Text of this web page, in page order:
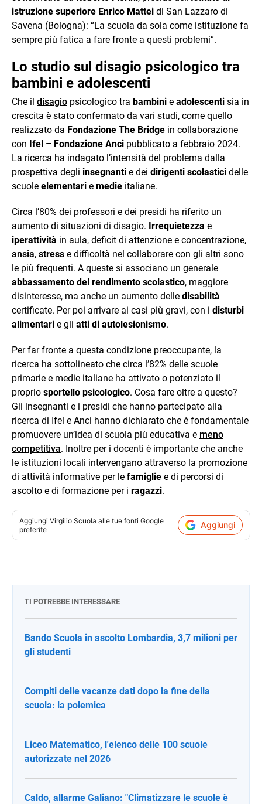
istruzione superiore Enrico Mattei di San Lazzaro di
Savena (Bologna): “La scuola da sola come istituzione fa
sempre più fatica a fare fronte a questi problemi”.
Lo studio sul disagio psicologico tra
bambini e adolescenti
Che il disagio psicologico tra bambini e adolescenti sia in
crescita è stato confermato da vari studi, come quello
realizzato da Fondazione The Bridge in collaborazione
con Ifel – Fondazione Anci pubblicato a febbraio 2024.
La ricerca ha indagato l’intensità del problema dalla
prospettiva degli insegnanti e dei dirigenti scolastici delle
scuole elementari e medie italiane.
Circa l’80% dei professori e dei presidi ha riferito un
aumento di situazioni di disagio. Irrequietezza e
iperattività in aula, deficit di attenzione e concentrazione,
ansia, stress e difficoltà nel collaborare con gli altri sono
le più frequenti. A queste si associano un generale
abbassamento del rendimento scolastico, maggiore
disinteresse, ma anche un aumento delle disabilità
certificate. Per poi arrivare ai casi più gravi, con i disturbi
alimentari e gli atti di autolesionismo.
Per far fronte a questa condizione preoccupante, la
ricerca ha sottolineato che circa l’82% delle scuole
primarie e medie italiane ha attivato o potenziato il
proprio sportello psicologico. Cosa fare oltre a questo?
Gli insegnanti e i presidi che hanno partecipato alla
ricerca di Ifel e Anci hanno dichiarato che è fondamentale
promuovere un’idea di scuola più educativa e meno
competitiva. Inoltre per i docenti è importante che anche
le istituzioni locali intervengano attraverso la promozione
di attività informative per le famiglie e di percorsi di
ascolto e di formazione per i ragazzi.
Aggiungi Virgilio Scuola alle tue fonti Google
preferite
Aggiungi
TI POTREBBE INTERESSARE
Bando Scuola in ascolto Lombardia, 3,7 milioni per
gli studenti
Compiti delle vacanze dati dopo la fine della
scuola: la polemica
Liceo Matematico, l'elenco delle 100 scuole
autorizzate nel 2026
Caldo, allarme Galiano: "Climatizzare le scuole è